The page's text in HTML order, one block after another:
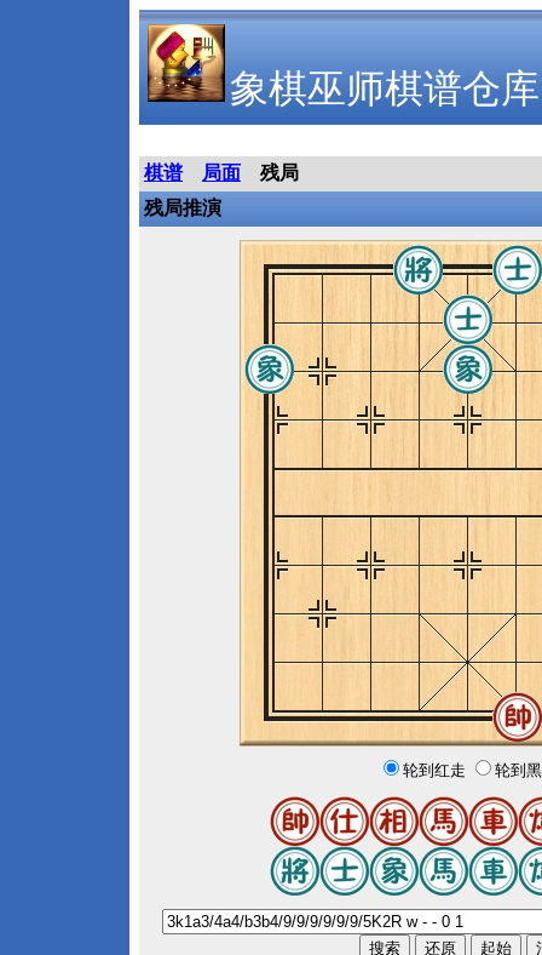
象棋巫师棋谱仓库
棋谱 局面
残局
残局推演
轮到红走 轮到